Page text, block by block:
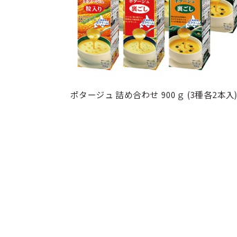
ポタージュ 詰め合わせ 900ｇ (3種各2本入)